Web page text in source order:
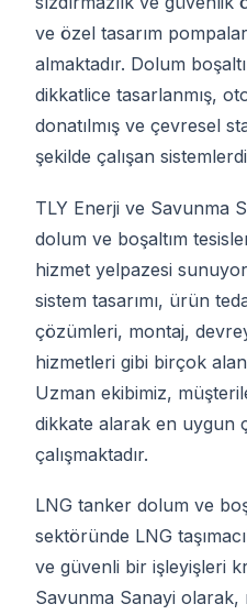
ve özel tasarım
almaktadır. Dolum
dikkatlice tasarlanmış,
donatılmış ve çevresel
şekilde çalışan
TLY Enerji ve Savunma
dolum ve boşaltım
hizmet yelpazesi
sistem tasarımı, ürün
çözümleri, montaj,
hizmetleri gibi birçok
Uzman ekibimiz,
dikkate alarak en uygun
çalışmaktadır.
LNG tanker dolum ve
sektöründe LNG
ve güvenli bir işleyişleri
Savunma Sanayi olarak,